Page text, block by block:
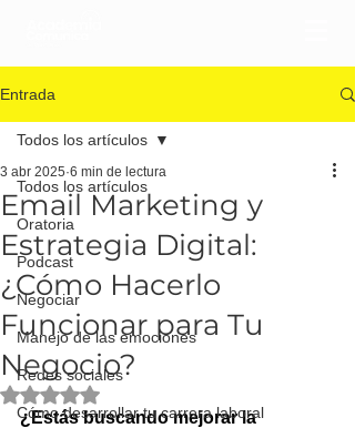
Entrada
Todos los artículos
Oratoria
Podcast
Negociar
Manejo de las emociones
Redes sociales
Cómo desarrollar tu carrera laboral
Todos los artículos
Email Marketing y
Estrategia Digital:
¿Cómo Hacerlo
Funcionar para Tu
Negocio?
3 abr 2025 6 min de lectura
Obtuvo NaN de 5 estrellas.
¿Estás buscando mejorar la